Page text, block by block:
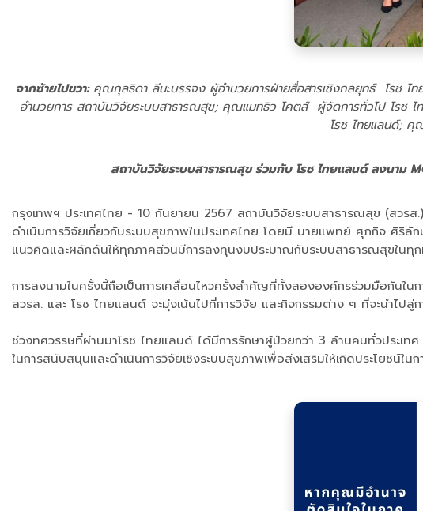
จากซ้ายไปขวา:คุณกุลธิดา ลีนะบรรจง ผู้อำนวยการฝ่ายสื่อสารเชิงกลยุทธ์ โรช
อำนวยการ สถาบันวิจัยระบบสาธารณสุข; คุณแมทธิว โคตส์ ผู้จัดการทั่วไป โร
โรช ไทยแลนด์;
สถาบันวิจัยระบบสาธารณสุข ร่วมกับ โรช ไทยแลนด์ ลงนาม
กรุงเทพฯ ประเทศไทย - 10 กันยายน 2567 สถาบันวิจัยระบบสาธารณสุข (สวร
ดำเนินการวิจัยเกี่ยวกับระบบสุขภาพในประเทศไทย โดยมี นายแพทย์ ศุภกิจ ศิ
แนวคิดและผลักดันให้ทุกภาคส่วนมีการลงทุนงบประมาณกับระบบสาธารณสุขในทุก
การลงนามในครั้งนี้ถือเป็นการเคลื่อนไหวครั้งสำคัญที่ทั้งสององค์กรร่วมมือกันใ
สวรส. และ โรช ไทยแลนด์ จะมุ่งเน้นไปที่การวิจัย และกิจกรรมต่าง ๆ ที่จะนำไ
ช่วงทศวรรษที่ผ่านมาโรช ไทยแลนด์ ได้มีการรักษาผู้ป่วยกว่า 3 ล้านคนทั่วประเ
ในการสนับสนุนและดำเนินการวิจัยเชิงระบบสุขภาพเพื่อส่งเสริมให้เกิดประโยช